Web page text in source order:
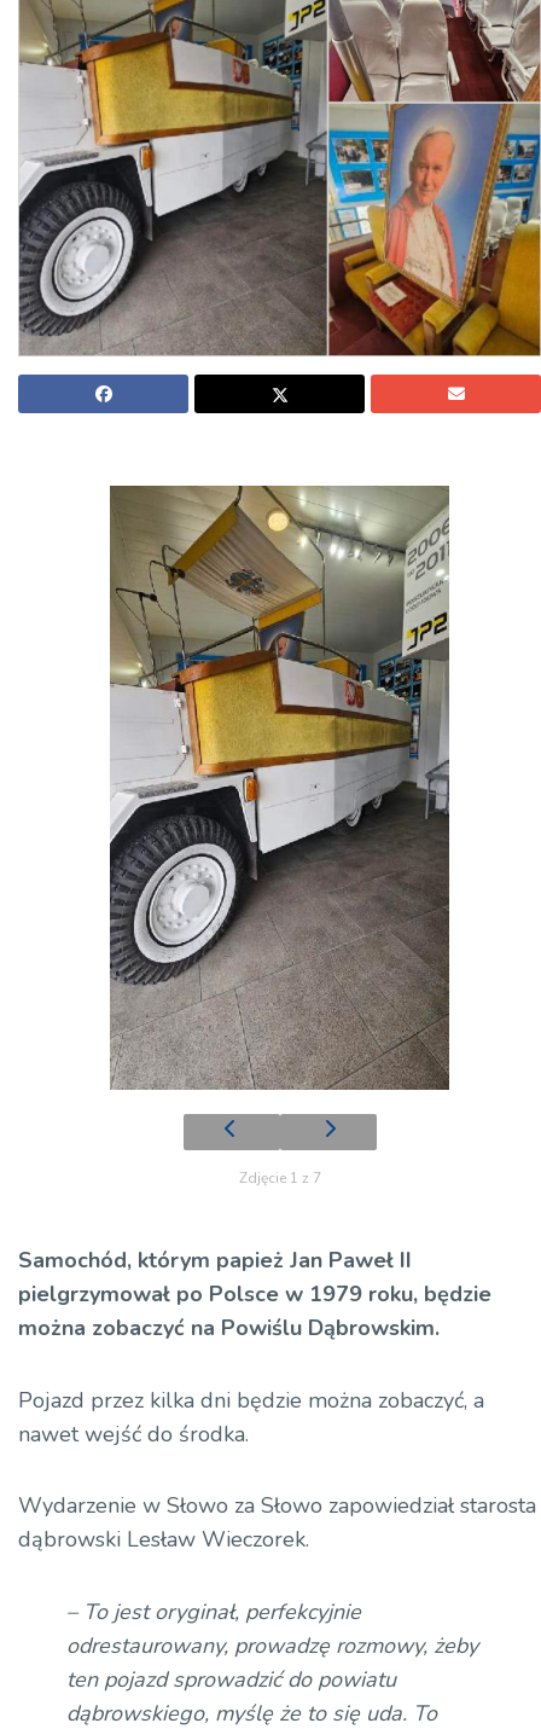
Zdjęcie 1 z 7
Samochód, którym papież Jan Paweł II
pielgrzymował po Polsce w 1979 roku, będzie
można zobaczyć na Powiślu Dąbrowskim.
Pojazd przez kilka dni będzie można zobaczyć, a
nawet wejść do środka.
Wydarzenie w Słowo za Słowo zapowiedział starosta
dąbrowski Lesław Wieczorek.
– To jest oryginał, perfekcyjnie
odrestaurowany, prowadzę rozmowy, żeby
ten pojazd sprowadzić do powiatu
dąbrowskiego, myślę że to się uda. To